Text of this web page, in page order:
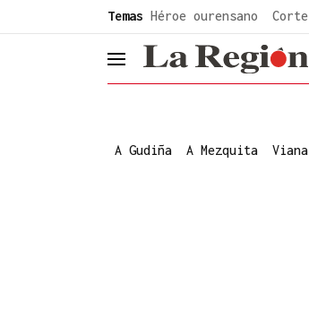
Temas Héroe ourensano
header.menu.open
A Gudiña A Mezquita